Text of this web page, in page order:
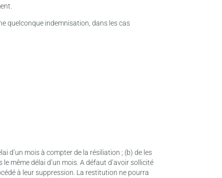
quelconque indemnisation, dans les cas
d’un mois à compter de la résiliation ; (b) de les
même délai d’un mois. A défaut d’avoir sollicité
à leur suppression. La restitution ne pourra